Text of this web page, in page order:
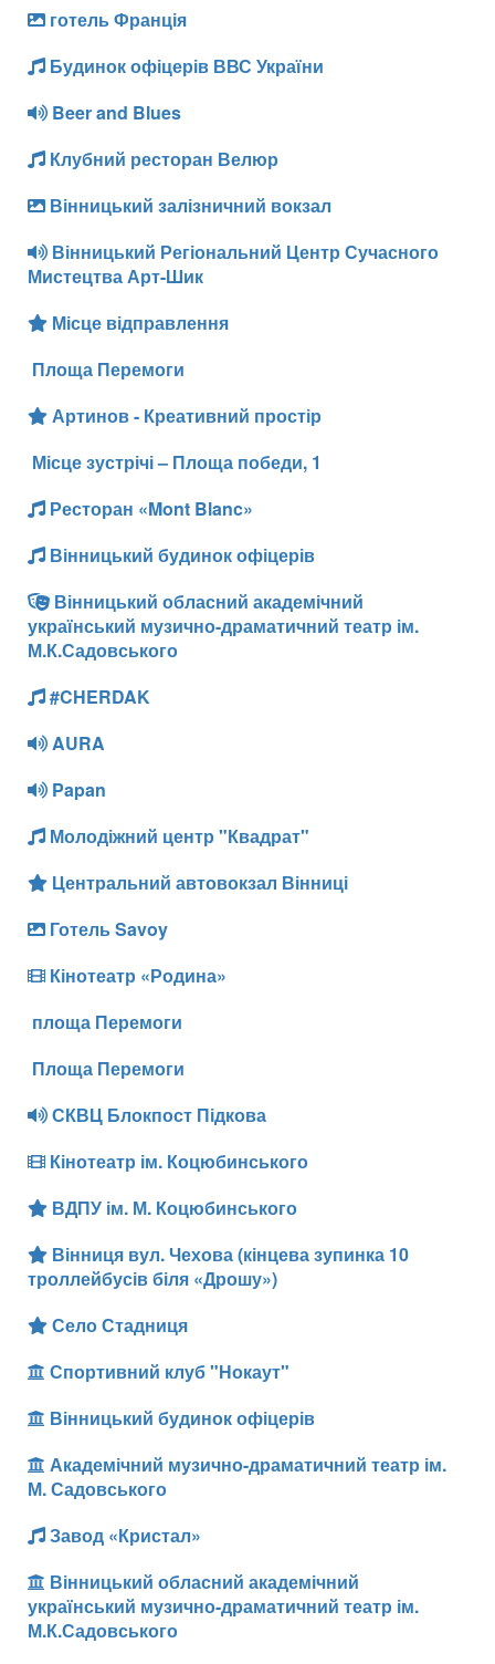
готель Франція
Будинок офіцерів ВВС України
Beer and Blues
Клубний ресторан Велюр
Вінницький залізничний вокзал
Вінницький Регіональний Центр Сучасного
Мистецтва Арт-Шик
Місце відправлення
Площа Перемоги
Артинов - Креативний простір
Місце зустрічі – Площа победи, 1
Ресторан «Mont Blanc»
Вінницький будинок офіцерів
Вінницький обласний академічний
український музично-драматичний театр ім.
М.К.Садовського
#CHERDAK
AURA
Papan
Молодіжний центр "Квадрат"
Центральний автовокзал Вінниці
Готель Savoy
Кінотеатр «Родина»
площа Перемоги
Площа Перемоги
СКВЦ Блокпост Підкова
Кінотеатр ім. Коцюбинського
ВДПУ ім. М. Коцюбинського
Вінниця вул. Чехова (кінцева зупинка 10
троллейбусів біля «Дрошу»)
Село Стадниця
Спортивний клуб "Нокаут"
Вінницький будинок офіцерів
Академічний музично-драматичний театр ім.
М. Садовського
Завод «Кристал»
Вінницький обласний академічний
український музично-драматичний театр ім.
М.К.Садовського